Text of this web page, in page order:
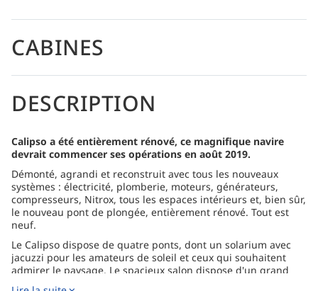
CABINES
DESCRIPTION
Calipso a été entièrement rénové, ce magnifique navire
devrait commencer ses opérations en août 2019.
Démonté, agrandi et reconstruit avec tous les nouveaux
systèmes : électricité, plomberie, moteurs, générateurs,
compresseurs, Nitrox, tous les espaces intérieurs et, bien sûr,
le nouveau pont de plongée, entièrement rénové. Tout est
neuf.
Le Calipso dispose de quatre ponts, dont un solarium avec
jacuzzi pour les amateurs de soleil et ceux qui souhaitent
admirer le paysage. Le spacieux salon dispose d'un grand